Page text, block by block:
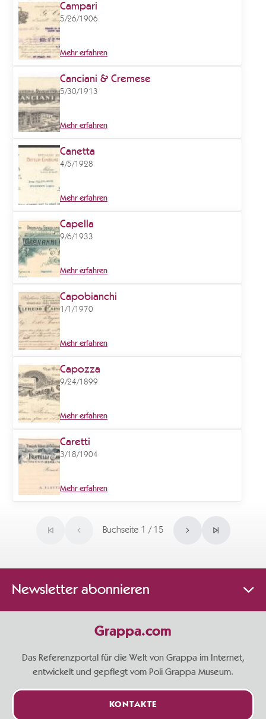
Campari
5/26/1906
Mehr erfahren
Canciani & Cremese
5/30/1913
Mehr erfahren
Canetta
4/5/1928
Mehr erfahren
Capella
9/6/1933
Mehr erfahren
Capobianchi
1/1/1970
Mehr erfahren
Capozza
9/24/1899
Mehr erfahren
Caretti
3/18/1904
Mehr erfahren
Buchseite 1 / 15
Newsletter abonnieren
Grappa.com
Das Referenzportal für die Welt von Grappa im Internet,
entwickelt und gepflegt vom Poli Grappa Museum.
KONTAKTE